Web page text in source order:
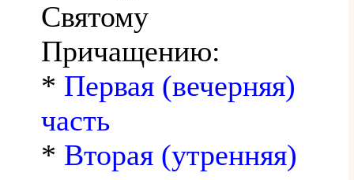
Святому
Причащению:
* Первая (вечерняя)
часть
* Вторая (утренняя)